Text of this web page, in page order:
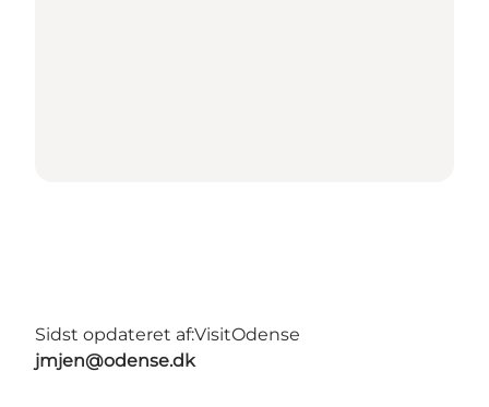
Sidst opdateret af:VisitOdense
jmjen@odense.dk